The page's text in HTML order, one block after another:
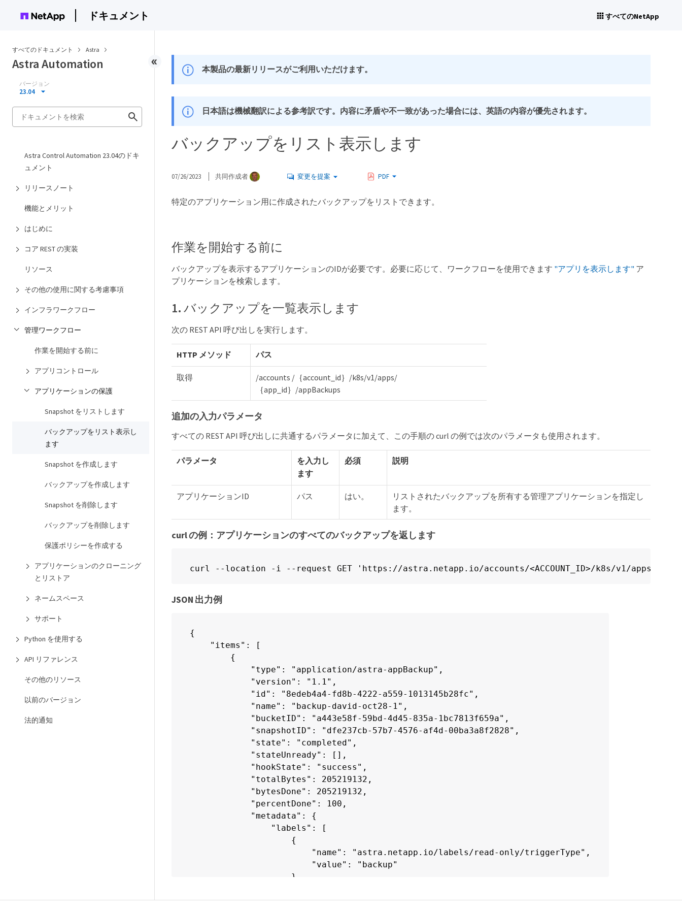
ドキュメント すべてのNetApp
すべてのドキュメント Astra
Astra Automation
バージョン
23.04
Astra Control Automation 23.04のドキ
ュメント
リリースノート
機能とメリット
はじめに
コア REST の実装
リソース
その他の使用に関する考慮事項
インフラワークフロー
管理ワークフロー
作業を開始する前に
アプリコントロール
アプリケーションの保護
Snapshot をリストします
バックアップをリスト表示し
ます
Snapshot を作成します
バックアップを作成します
Snapshot を削除します
バックアップを削除します
保護ポリシーを作成する
アプリケーションのクローニング
とリストア
ネームスペース
サポート
Python を使用する
API リファレンス
その他のリソース
以前のバージョン
法的通知
本製品の最新リリースがご利用いただけます。
日本語は機械翻訳による参考訳です。内容に矛盾や不一致があった場合には、英語の内容が優先されます。
バックアップをリスト表示します
07/26/2023 共同作成者 変更を提案 PDF
特定のアプリケーション用に作成されたバックアップをリストできます。
作業を開始する前に
バックアップを表示するアプリケーションのIDが必要です。必要に応じて、ワークフローを使用できます "アプリを表示します" ア
プリケーションを検索します。
1. バックアップを一覧表示します
次の REST API 呼び出しを実行します。
HTTP メソッド パス
取得
/accounts /｛account_id｝/k8s/v1/apps/
｛app_id｝/appBackups
追加の入力パラメータ
すべての REST API 呼び出しに共通するパラメータに加えて、この手順の curl の例では次のパラメータも使用されます。
パラメータ
を入力し
ます
必須 説明
アプリケーションID パス はい。
リストされたバックアップを所有する管理アプリケーションを指定し
ます。
curl の例：アプリケーションのすべてのバックアップを返します
curl --location -i --request GET 'https://astra.netapp.io/accounts/<ACCOUNT_ID>/k8s/v1/apps/
JSON 出力例
{
    "items": [
        {
            "type": "application/astra-appBackup",
            "version": "1.1",
            "id": "8edeb4a4-fd8b-4222-a559-1013145b28fc",
            "name": "backup-david-oct28-1",
            "bucketID": "a443e58f-59bd-4d45-835a-1bc7813f659a",
            "snapshotID": "dfe237cb-57b7-4576-af4d-00ba3a8f2828",
            "state": "completed",
            "stateUnready": [],
            "hookState": "success",
            "totalBytes": 205219132,
            "bytesDone": 205219132,
            "percentDone": 100,
            "metadata": {
                "labels": [
                    {
                        "name": "astra.netapp.io/labels/read-only/triggerType",
                        "value": "backup"
                    }
                "creationTimestamp": "2022-10-28T21:58:37Z",